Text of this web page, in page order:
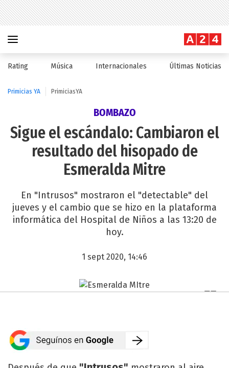
Rating Música Internacionales Últimas Noticias
Primicias YA PrimiciasYA
BOMBAZO
Sigue el escándalo: Cambiaron el
resultado del hisopado de
Esmeralda Mitre
En "Intrusos" mostraron el "detectable" del
jueves y el cambio que se hizo en la plataforma
informática del Hospital de Niños a las 13:20 de
hoy.
1 sept 2020, 14:46